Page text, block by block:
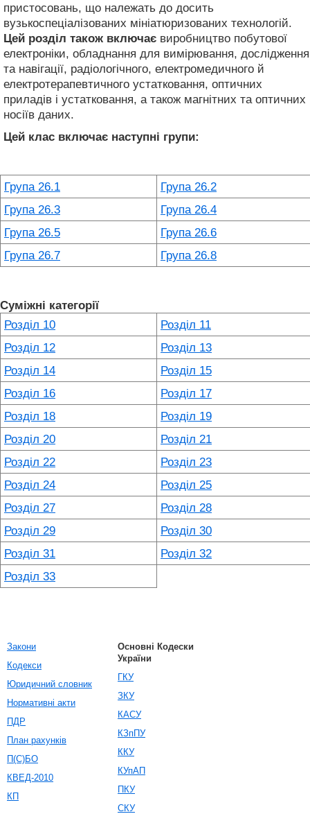
пристосовань, що належать до досить
вузькоспеціалізованих мініатюризованих технологій.
Цей розділ також включає виробництво побутової
електроніки, обладнання для вимірювання, дослідження
та навігації, радіологічного, електромедичного й
електротерапевтичного устатковання, оптичних
приладів і устатковання, а також магнітних та оптичних
носіїв даних.
Цей клас включає наступні групи:
Група 26.1
Група 26.2
Група 26.3
Група 26.4
Група 26.5
Група 26.6
Група 26.7
Група 26.8
Суміжні категорії
Розділ 10
Розділ 11
Розділ 12
Розділ 13
Розділ 14
Розділ 15
Розділ 16
Розділ 17
Розділ 18
Розділ 19
Розділ 20
Розділ 21
Розділ 22
Розділ 23
Розділ 24
Розділ 25
Розділ 27
Розділ 28
Розділ 29
Розділ 30
Розділ 31
Розділ 32
Розділ 33
Закони
Кодекси
Юридичний словник
Нормативні акти
ПДР
План рахунків
П(С)БО
КВЕД-2010
КП
Основні Кодески
України
ГКУ
ЗКУ
КАСУ
КЗпПУ
ККУ
КУпАП
ПКУ
СКУ